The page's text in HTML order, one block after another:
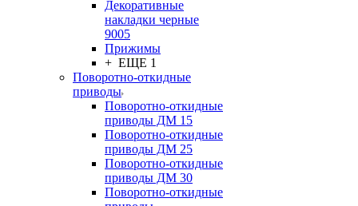
Декоративные
накладки черные
9005
Прижимы
+ ЕЩЕ 1
Поворотно-откидные
приводы
Поворотно-откидные
приводы ДМ 15
Поворотно-откидные
приводы ДМ 25
Поворотно-откидные
приводы ДМ 30
Поворотно-откидные